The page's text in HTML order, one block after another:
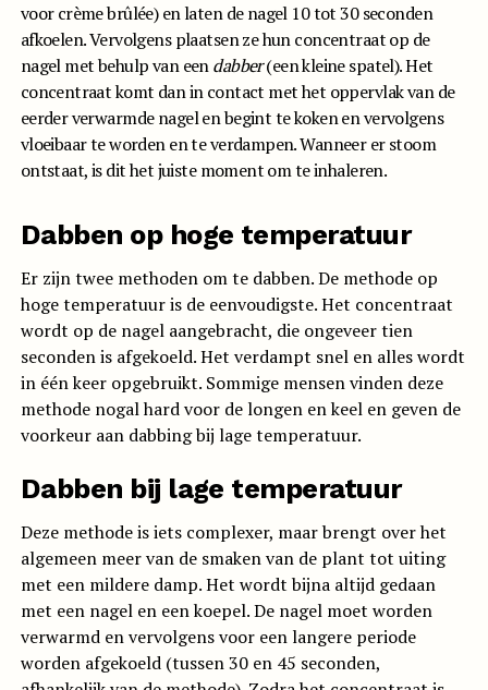
voor crème brûlée) en laten de nagel 10 tot 30 seconden
afkoelen. Vervolgens plaatsen ze hun concentraat op de
nagel met behulp van eendabber(een kleine spatel). Het
concentraat komt dan in contact met het oppervlak van de
eerder verwarmde nagel en begint te koken en vervolgens
vloeibaar te worden en te verdampen. Wanneer er stoom
ontstaat, is dit het juiste moment om te inhaleren.
Dabben op hoge temperatuur
Er zijn twee methoden om te dabben. De methode op
hoge temperatuur is de eenvoudigste. Het concentraat
wordt op de nagel aangebracht, die ongeveer tien
seconden is afgekoeld. Het verdampt snel en alles wordt
in één keer opgebruikt. Sommige mensen vinden deze
methode nogal hard voor de longen en keel en geven de
voorkeur aan dabbing bij lage temperatuur.
Dabben bij lage temperatuur
Deze methode is iets complexer, maar brengt over het
algemeen meer van de smaken van de plant tot uiting
met een mildere damp. Het wordt bijna altijd gedaan
met een nagel en een koepel. De nagel moet worden
verwarmd en vervolgens voor een langere periode
worden afgekoeld (tussen 30 en 45 seconden,